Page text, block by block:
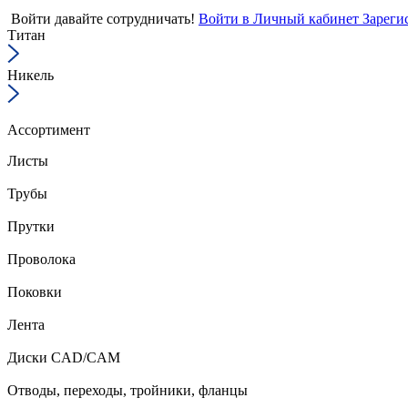
Войти давайте сотрудничать! Войти в Личный кабинет
Титан
Никель
Ассортимент
Листы
Трубы
Прутки
Проволока
Поковки
Лента
Диски CAD/CAM
Отводы, переходы, тройники, фланцы